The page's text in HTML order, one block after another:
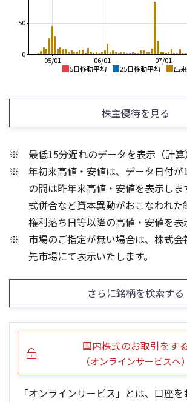
5日移動平均 25日移動平均 出
07/01
06/01
05/01
0
50
25/12
25/10
25/08
25/06
25/04 24/01
23/01
22/01
21/01
株主優待を見る
最低15分遅れのデータを表示（計算
年初来高値・安値は、データ日付が
の間は昨年来高値・安値を表示しま
式併合など資本異動がおこなわれた
権利落ち日等以降の高値・安値を表
市場のご指定が無い場合は、株式会
先市場にて表示いたします。
さらに銘柄を検索する
国内株式のお取引をする
（オンラインサービスへ）
「オンラインサービス」とは、口座